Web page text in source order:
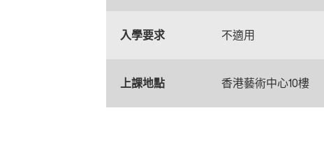
入學要求 不適用
上課地點 香港藝術中心10樓